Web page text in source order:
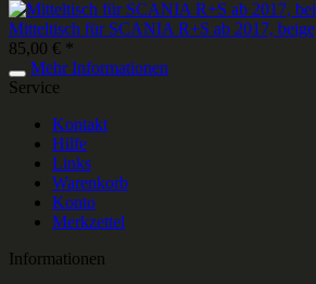
Mitteltisch für SCANIA R+S ab 2017, beige
85,00 € *
Mehr Informationen
Service
Kontakt
Hilfe
Links
Warenkorb
Konto
Merkzettel
Informationen